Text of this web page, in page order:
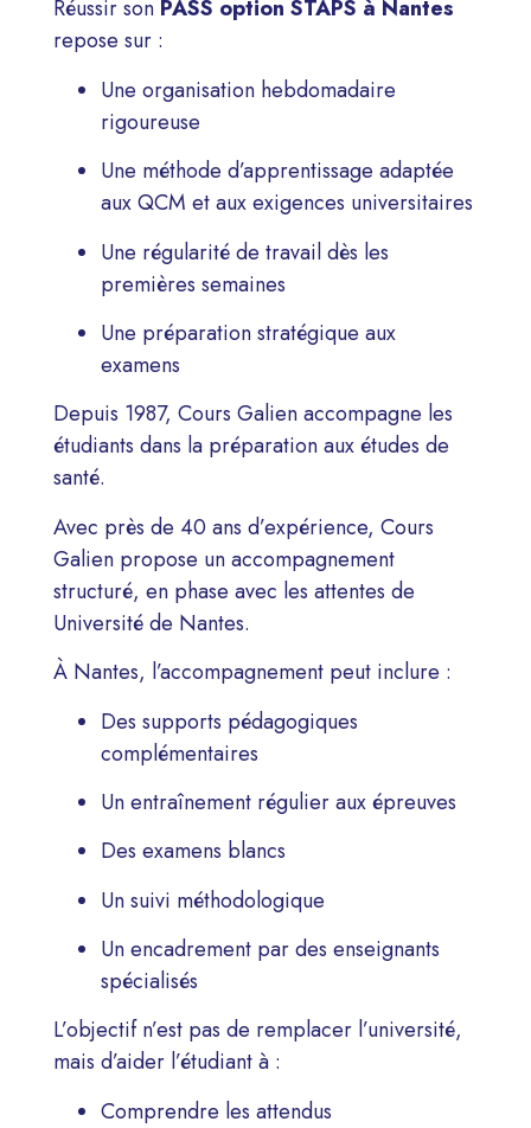
Réussir son PASS option STAPS à Nantes
repose sur :
Une organisation hebdomadaire
rigoureuse
Une méthode d’apprentissage adaptée
aux QCM et aux exigences universitaires
Une régularité de travail dès les
premières semaines
Une préparation stratégique aux
examens
Depuis 1987, Cours Galienaccompagne les
étudiants dans la préparation aux études de
santé.
Avec près de 40 ans d’expérience, Cours
Galien propose un accompagnement
structuré, en phase avec les attentes de
Université de Nantes.
À Nantes, l’accompagnement peut inclure :
Des supports pédagogiques
complémentaires
Un entraînement régulier aux épreuves
Des examens blancs
Un suivi méthodologique
Un encadrement par des enseignants
spécialisés
L’objectif n’est pas de remplacer l’université,
mais d’aider l’étudiant à :
Comprendre les attendus